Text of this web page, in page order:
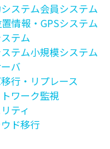
ステム会員システム
情報・GPSシステム
テム
テム小規模システム
バ
行・リプレース
ワーク監視
ティ
ド移行